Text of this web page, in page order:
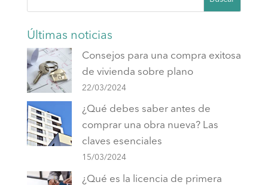
Últimas noticias
Consejos para una compra exitosa
de vivienda sobre plano
22/03/2024
¿Qué debes saber antes de
comprar una obra nueva? Las
claves esenciales
15/03/2024
¿Qué es la licencia de primera